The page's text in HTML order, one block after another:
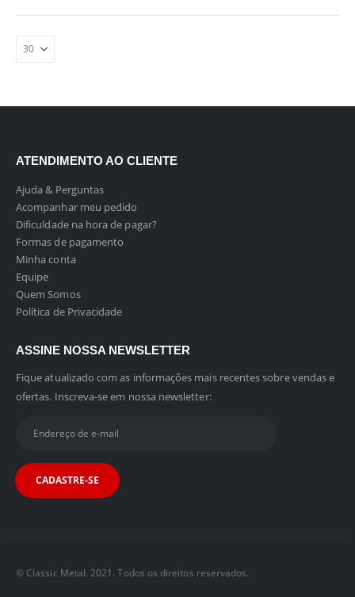
ATENDIMENTO AO CLIENTE
Ajuda & Perguntas
Acompanhar meu pedido
Dificuldade na hora de pagar?
Formas de pagamento
Minha conta
Equipe
Quem Somos
Política de Privacidade
ASSINE NOSSA NEWSLETTER
Fique atualizado com as informações mais recentes sobre vendas e
ofertas. Inscreva-se em nossa newsletter:
© Classic Metal. 2021. Todos os direitos reservados.